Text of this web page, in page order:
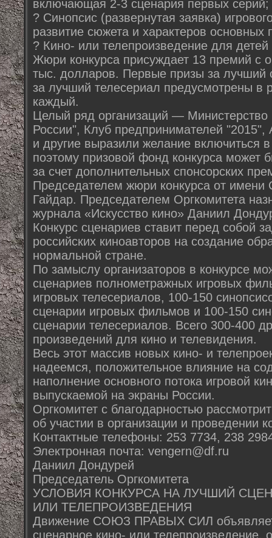
включающая 2-3 сценария первых серий;
? Синопсис (развернутая заявка)
развитие сюжета и характеров основных
? Кино- или телепроизведение для детей
Жюри конкурса присуждает 13 премий
тыс. долларов. Первые призы за лучший
за лучший телесериал предусмотрены в
каждый.
Целый ряд организаций —
России", Клуб предпринимателей "2015",
и другие выразили желание включиться
поэтому призовой фонд конкурса
за счет дополнительных спонсорских
Председателем жюри конкурса от имени
Гайдар. Председателем Оргкомитета
журнала «Искусство кино» Даниил
Конкурс сценариев ставит перед собой
российских киноавторов на создание
нормальной стране.
По замыслу организаторов в конкурсе
сценариев полнометражных игровых
игровых телесериалов, 100-150
сценарии игровых фильмов и 100-150
сценарии телесериалов. Всего 300-400
произведений для кино и телевидения.
Весь этот массив новых кино- и
надеемся, положительное влияние на
наполнение основного потока игровой
выпускаемой на экраны России.
Оргкомитет с благодарностью
об участии в организации и проведении
Контактные телефоны: 253 7734, 238
Электронная почта: vengern@df.ru
Даниил Дондурей
Председатель Оргкомитета
УСЛОВИЯ КОНКУРСА НА ЛУЧШИЙ
ИЛИ ТЕЛЕПРОИЗВЕДЕНИЯ
Движение СОЮЗ ПРАВЫХ СИЛ объявляет
сценарное кино- или телепроизведение,